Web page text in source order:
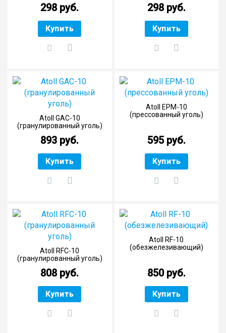
298 руб.
Купить
298 руб.
Купить
Atoll GAC-10
(гранулированный уголь)
893 руб.
Купить
Atoll EPM-10
(прессованный уголь)
595 руб.
Купить
Atoll RFC-10
(гранулированный уголь)
808 руб.
Купить
Atoll RF-10
(обезжелезивающий)
850 руб.
Купить